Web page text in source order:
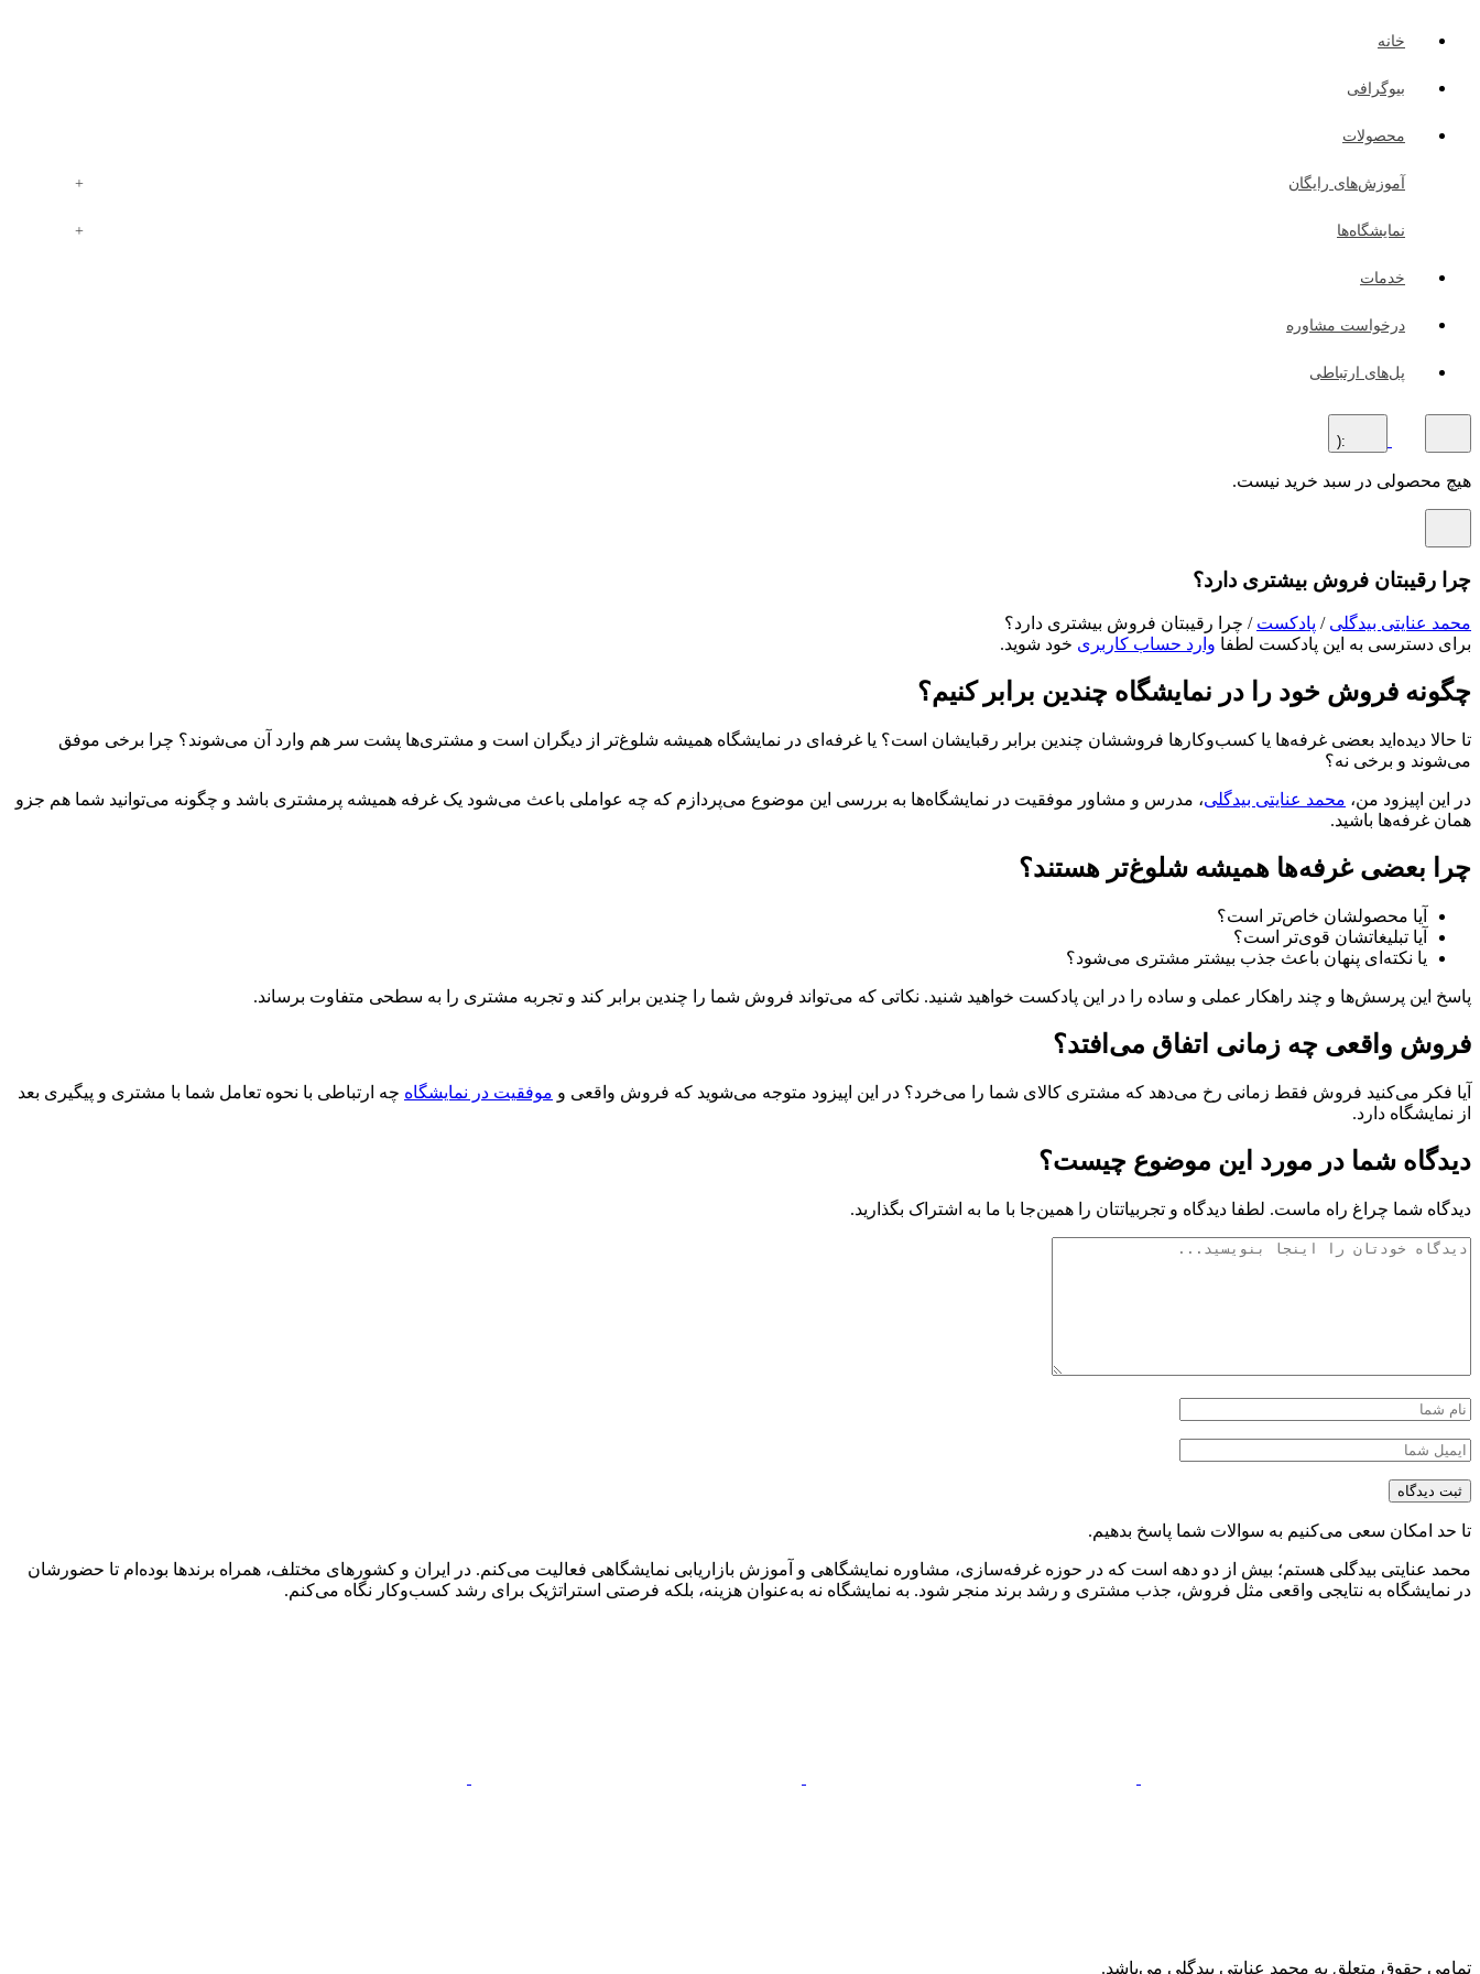
خانه
بیوگرافی
محصولات
آموزش‌های رایگان
نمایشگاه‌ها
خدمات
درخواست مشاوره
پل‌های ارتباطی
:(
هیچ محصولی در سبد خرید نیست.
چرا رقیبتان فروش بیشتری دارد؟
محمد عنایتی بیدگلی / پادکست / چرا رقیبتان فروش بیشتری دارد؟
برای دسترسی به این پادکست لطفا وارد حساب کاربری خود شوید.
چگونه فروش خود را در نمایشگاه چندین برابر کنیم؟
تا حالا دیده‌اید بعضی غرفه‌ها یا کسب‌وکارها فروششان چندین برابر رقبایشان است؟ یا غرفه‌ای در نمایشگاه همیشه شلوغ‌تر از دیگران است و مشتری‌ها پشت سر هم وارد آن می‌شوند؟ چرا برخی موفق
می‌شوند و برخی نه؟
در این اپیزود من، محمد عنایتی بیدگلی، مدرس و مشاور موفقیت در نمایشگاه‌ها به بررسی این موضوع می‌پردازم که چه عواملی باعث می‌شود یک غرفه همیشه پرمشتری باشد و چگونه می‌توانید شما هم جزو
همان غرفه‌ها باشید.
چرا بعضی غرفه‌ها همیشه شلوغ‌تر هستند؟
آیا محصولشان خاص‌تر است؟
آیا تبلیغاتشان قوی‌تر است؟
یا نکته‌ای پنهان باعث جذب بیشتر مشتری می‌شود؟
پاسخ این پرسش‌ها و چند راهکار عملی و ساده را در این پادکست خواهید شنید. نکاتی که می‌تواند فروش شما را چندین برابر کند و تجربه مشتری را به سطحی متفاوت برساند.
فروش واقعی چه زمانی اتفاق می‌افتد؟
آیا فکر می‌کنید فروش فقط زمانی رخ می‌دهد که مشتری کالای شما را می‌خرد؟ در این اپیزود متوجه می‌شوید که فروش واقعی و موفقیت در نمایشگاه چه ارتباطی با نحوه تعامل شما با مشتری و پیگیری بعد
از نمایشگاه دارد.
دیدگاه شما در مورد این موضوع چیست؟
دیدگاه شما چراغ راه ماست. لطفا دیدگاه و تجربیاتتان را همین‌جا با ما به اشتراک بگذارید.
تا حد امکان سعی می‌کنیم به سوالات شما پاسخ بدهیم.
محمد عنایتی بیدگلی هستم؛ بیش از دو دهه است که در حوزه غرفه‌سازی، مشاوره نمایشگاهی و آموزش بازاریابی نمایشگاهی فعالیت می‌کنم. در ایران و کشورهای مختلف، همراه برندها بوده‌ام تا حضورشان
در نمایشگاه به نتایجی واقعی مثل فروش، جذب مشتری و رشد برند منجر شود. به نمایشگاه نه به‌عنوان هزینه، بلکه فرصتی استراتژیک برای رشد کسب‌وکار نگاه می‌کنم.
تمامی حقوق متعلق به محمد عنایتی بیدگلی می‌باشد.